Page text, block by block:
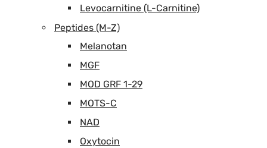
Levocarnitine (L-Carnitine)
Peptides (M-Z)
Melanotan
MGF
MOD GRF 1-29
MOTS-C
NAD
Oxytocin